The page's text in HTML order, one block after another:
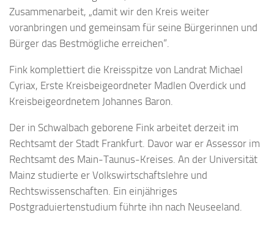
Zusammenarbeit, „damit wir den Kreis weiter
voranbringen und gemeinsam für seine Bürgerinnen und
Bürger das Bestmögliche erreichen“.
Fink komplettiert die Kreisspitze von Landrat Michael
Cyriax, Erste Kreisbeigeordneter Madlen Overdick und
Kreisbeigeordnetem Johannes Baron.
Der in Schwalbach geborene Fink arbeitet derzeit im
Rechtsamt der Stadt Frankfurt. Davor war er Assessor im
Rechtsamt des Main-Taunus-Kreises. An der Universität
Mainz studierte er Volkswirtschaftslehre und
Rechtswissenschaften. Ein einjähriges
Postgraduiertenstudium führte ihn nach Neuseeland.